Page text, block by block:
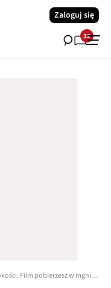
Zaloguj się
32
6G bije rekordy szybkości. Film pobierzesz w mgnieniu oka